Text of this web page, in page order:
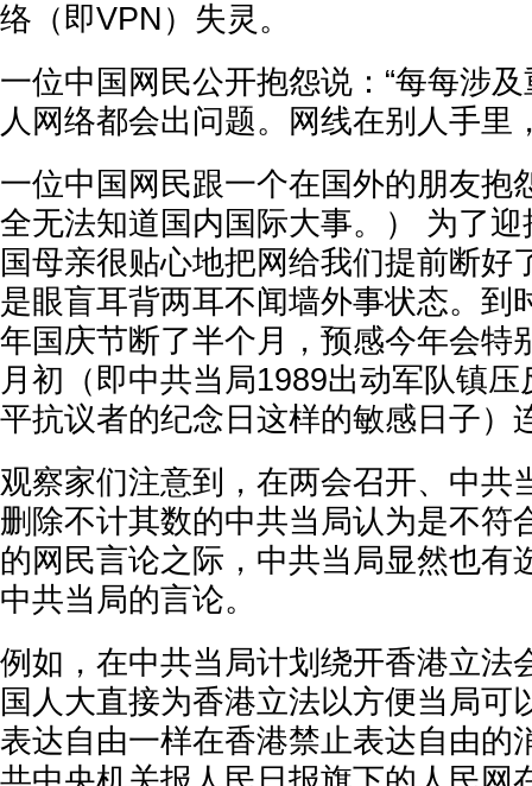
络（即VPN）失灵。
一位中国网民公开抱怨说：“每每涉
人网络都会出问题。网线在别人手里
一位中国网民跟一个在国外的朋友抱
全无法知道国内国际大事。） 为了
国母亲很贴心地把网给我们提前断好
是眼盲耳背两耳不闻墙外事状态。到
年国庆节断了半个月，预感今年会特
月初（即中共当局1989出动军队镇
平抗议者的纪念日这样的敏感日子）
观察家们注意到，在两会召开、中共
删除不计其数的中共当局认为是不符
的网民言论之际，中共当局显然也有
中共当局的言论。
例如，在中共当局计划绕开香港立法
国人大直接为香港立法以方便当局可
表达自由一样在香港禁止表达自由的